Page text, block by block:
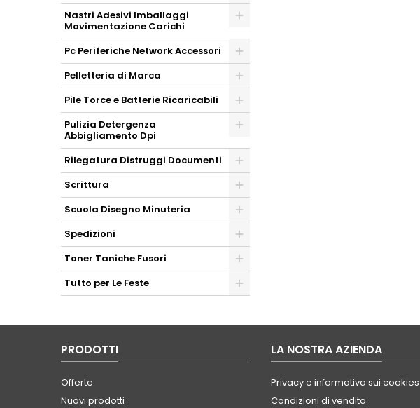
Nastri Adesivi Imballaggi
Movimentazione Carichi
Pc Periferiche Network Accessori
Pelletteria di Marca
Pile Torce e Batterie Ricaricabili
Pulizia Detergenza
Abbigliamento Dpi
Rilegatura Distruggi Documenti
Scrittura
Scuola Disegno Minuteria
Spedizioni
Toner Taniche Fusori
Tutto per Le Feste
PRODOTTI
Offerte
Nuovi prodotti
LA NOSTRA AZIENDA
Privacy e informativa sui cookies
Condizioni di vendita